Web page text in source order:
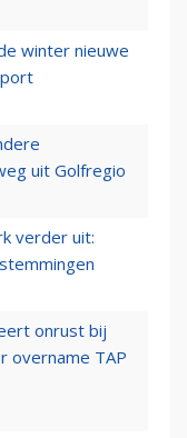
winter nieuwe
uit Golfregio
verder uit:
onrust bij
overname TAP